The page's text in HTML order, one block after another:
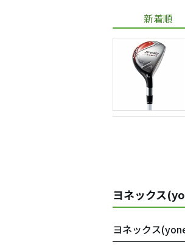
新着順
ヨネックス
ヨネックス